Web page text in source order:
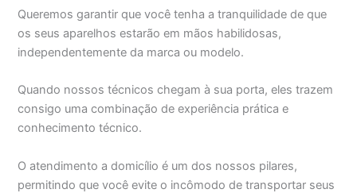
Queremos garantir que você tenha a tranquilidade de que
os seus aparelhos estarão em mãos habilidosas,
independentemente da marca ou modelo.
Quando nossos técnicos chegam à sua porta, eles trazem
consigo uma combinação de experiência prática e
conhecimento técnico.
O atendimento a domicílio é um dos nossos pilares,
permitindo que você evite o incômodo de transportar seus